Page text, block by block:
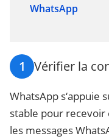
WhatsApp
1 Vérifier la
WhatsApp s‘appuie
stable pour recevoir
les messages